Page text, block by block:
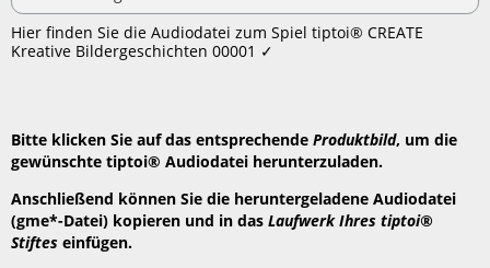
speichern
Keine
Header
Hier finden Sie die Audiodatei zum Spiel tiptoi® CREATE
Kreative Bildergeschichten 00001 ✓
Bitte klicken Sie auf das entsprechendeProduktbild, um die
gewünschte tiptoi® Audiodatei herunterzuladen.
Anschließend können Sie die heruntergeladene Audiodatei
(gme*-Datei) kopieren und in dasLaufwerk Ihres tiptoi®
Stiftes einfügen.